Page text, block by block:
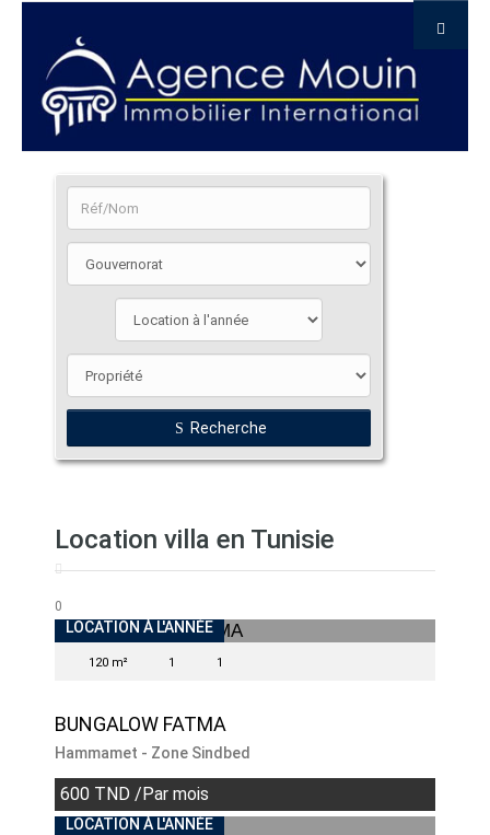
Recherche
Location villa en Tunisie
0
INDISPONIBLE
LOCATION À L'ANNÉE
120 m² 1 1
BUNGALOW FATMA
Hammamet - Zone Sindbed
600 TND /Par mois
INDISPONIBLE
LOCATION À L'ANNÉE